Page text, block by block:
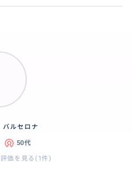
バルセロナ
50代
評価を見る(1件)